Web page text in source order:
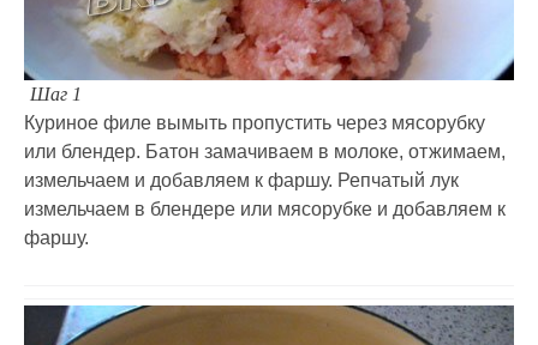
Шаг 1
Куриное филе вымыть пропустить через мясорубку
или блендер. Батон замачиваем в молоке, отжимаем,
измельчаем и добавляем к фаршу. Репчатый лук
измельчаем в блендере или мясорубке и добавляем к
фаршу.